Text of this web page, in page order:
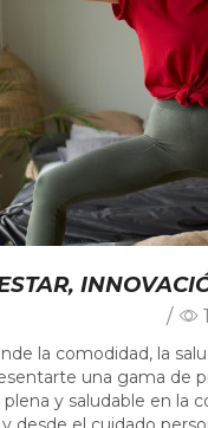
/
la comodidad, la
una gama de
y saludable en la